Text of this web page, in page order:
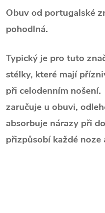
Obuv od portugalské
pohodlná.
Typický je pro tuto
stélky, které mají
při celodenním
zaručuje u obuvi,
absorbuje nárazy při
přizpůsobí každé